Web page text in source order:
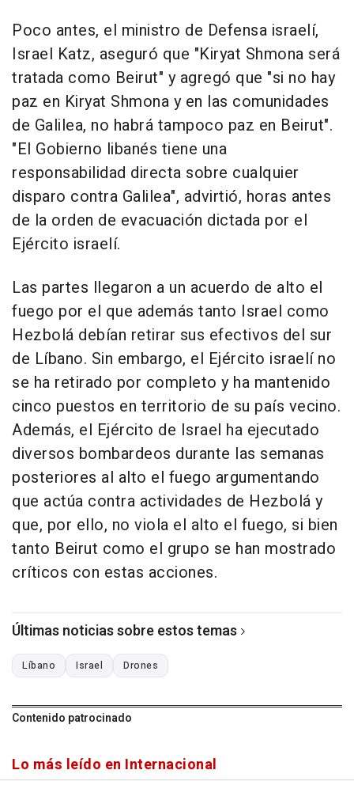
Poco antes, el ministro de Defensa israelí,
Israel Katz, aseguró que "Kiryat Shmona será
tratada como Beirut" y agregó que "si no hay
paz en Kiryat Shmona y en las comunidades
de Galilea, no habrá tampoco paz en Beirut".
"El Gobierno libanés tiene una
responsabilidad directa sobre cualquier
disparo contra Galilea", advirtió, horas antes
de la orden de evacuación dictada por el
Ejército israelí.
Las partes llegaron a un acuerdo de alto el
fuego por el que además tanto Israel como
Hezbolá debían retirar sus efectivos del sur
de Líbano. Sin embargo, el Ejército israelí no
se ha retirado por completo y ha mantenido
cinco puestos en territorio de su país vecino.
Además, el Ejército de Israel ha ejecutado
diversos bombardeos durante las semanas
posteriores al alto el fuego argumentando
que actúa contra actividades de Hezbolá y
que, por ello, no viola el alto el fuego, si bien
tanto Beirut como el grupo se han mostrado
críticos con estas acciones.
Últimas noticias sobre estos temas
Líbano Israel Drones
Contenido patrocinado
Lo más leído en Internacional